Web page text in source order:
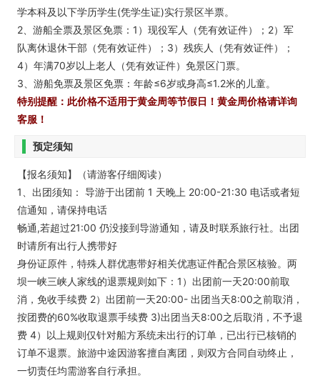
学本科及以下学历学生(凭学生证)实行景区半票。
2、游船全票及景区免票：1）现役军人（凭有效证件）；2）军
队离休退休干部（凭有效证件）；3）残疾人（凭有效证件）；
4）年满70岁以上老人（凭有效证件）免景区门票。
3、游船免票及景区免票：年龄≤6岁或身高≤1.2米的儿童。
特别提醒：此价格不适用于黄金周等节假日！黄金周价格请详询
客服！
预定须知
【报名须知】（请游客仔细阅读）
1、出团须知： 导游于出团前 1 天晚上 20:00-21:30 电话或者短
信通知，请保持电话
畅通,若超过21:00 仍没接到导游通知，请及时联系旅行社。出团
时请所有出行人携带好
身份证原件，特殊人群优惠带好相关优惠证件配合景区核验。两
坝一峡三峡人家线的退票规则如下：1）出团前一天20:00前取
消，免收手续费 2）出团前一天20:00- 出团当天8:00之前取消，
按团费的60%收取退票手续费 3)出团当天8:00之后取消，不予退
费 4）以上规则仅针对船方系统未出行的订单，已出行已核销的
订单不退票。旅游中途因游客擅自离团，则双方合同自动终止，
一切责任均需游客自行承担。